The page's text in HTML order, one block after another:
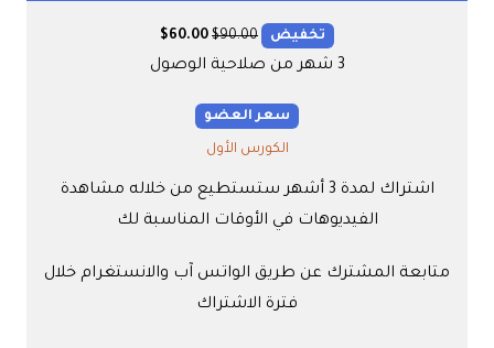
تخفيض $90.00
$60.00
3 شهر من صلاحية الوصول
سعر العضو
الكورس الأول
اشتراك لمدة 3 أشهر ستستطيع من خلاله مشاهدة
الفيديوهات في الأوقات المناسبة لك
متابعة المشترك عن طريق الواتس آب والانستغرام خلال
فترة الاشتراك